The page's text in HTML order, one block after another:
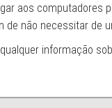
aos
não necessitar de
informação